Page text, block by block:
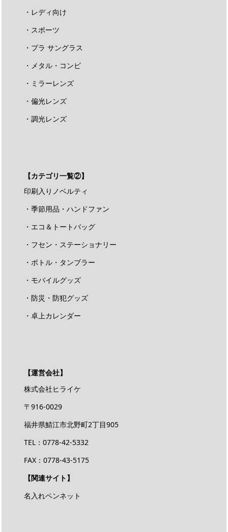
・レディ向け
・スポーツ
・プラ サングラス
・メタル・コンビ
・ミラーレンズ
・偏光レンズ
・調光レンズ
【カテゴリ一覧②】
印刷入りノベルティ
・季節用品・ハンドファン
・エコ＆トートバッグ
・フセン・ステーショナリー
・ボトル・タンブラー
・モバイルグッズ
・防災・防犯グッズ
・卓上カレンダー
【運営会社】
株式会社ヒライケ
〒916-0029
福井県鯖江市北野町2丁目905
TEL：0778-42-5332
FAX：0778-43-5175
【関連サイト】
名入れペンネット